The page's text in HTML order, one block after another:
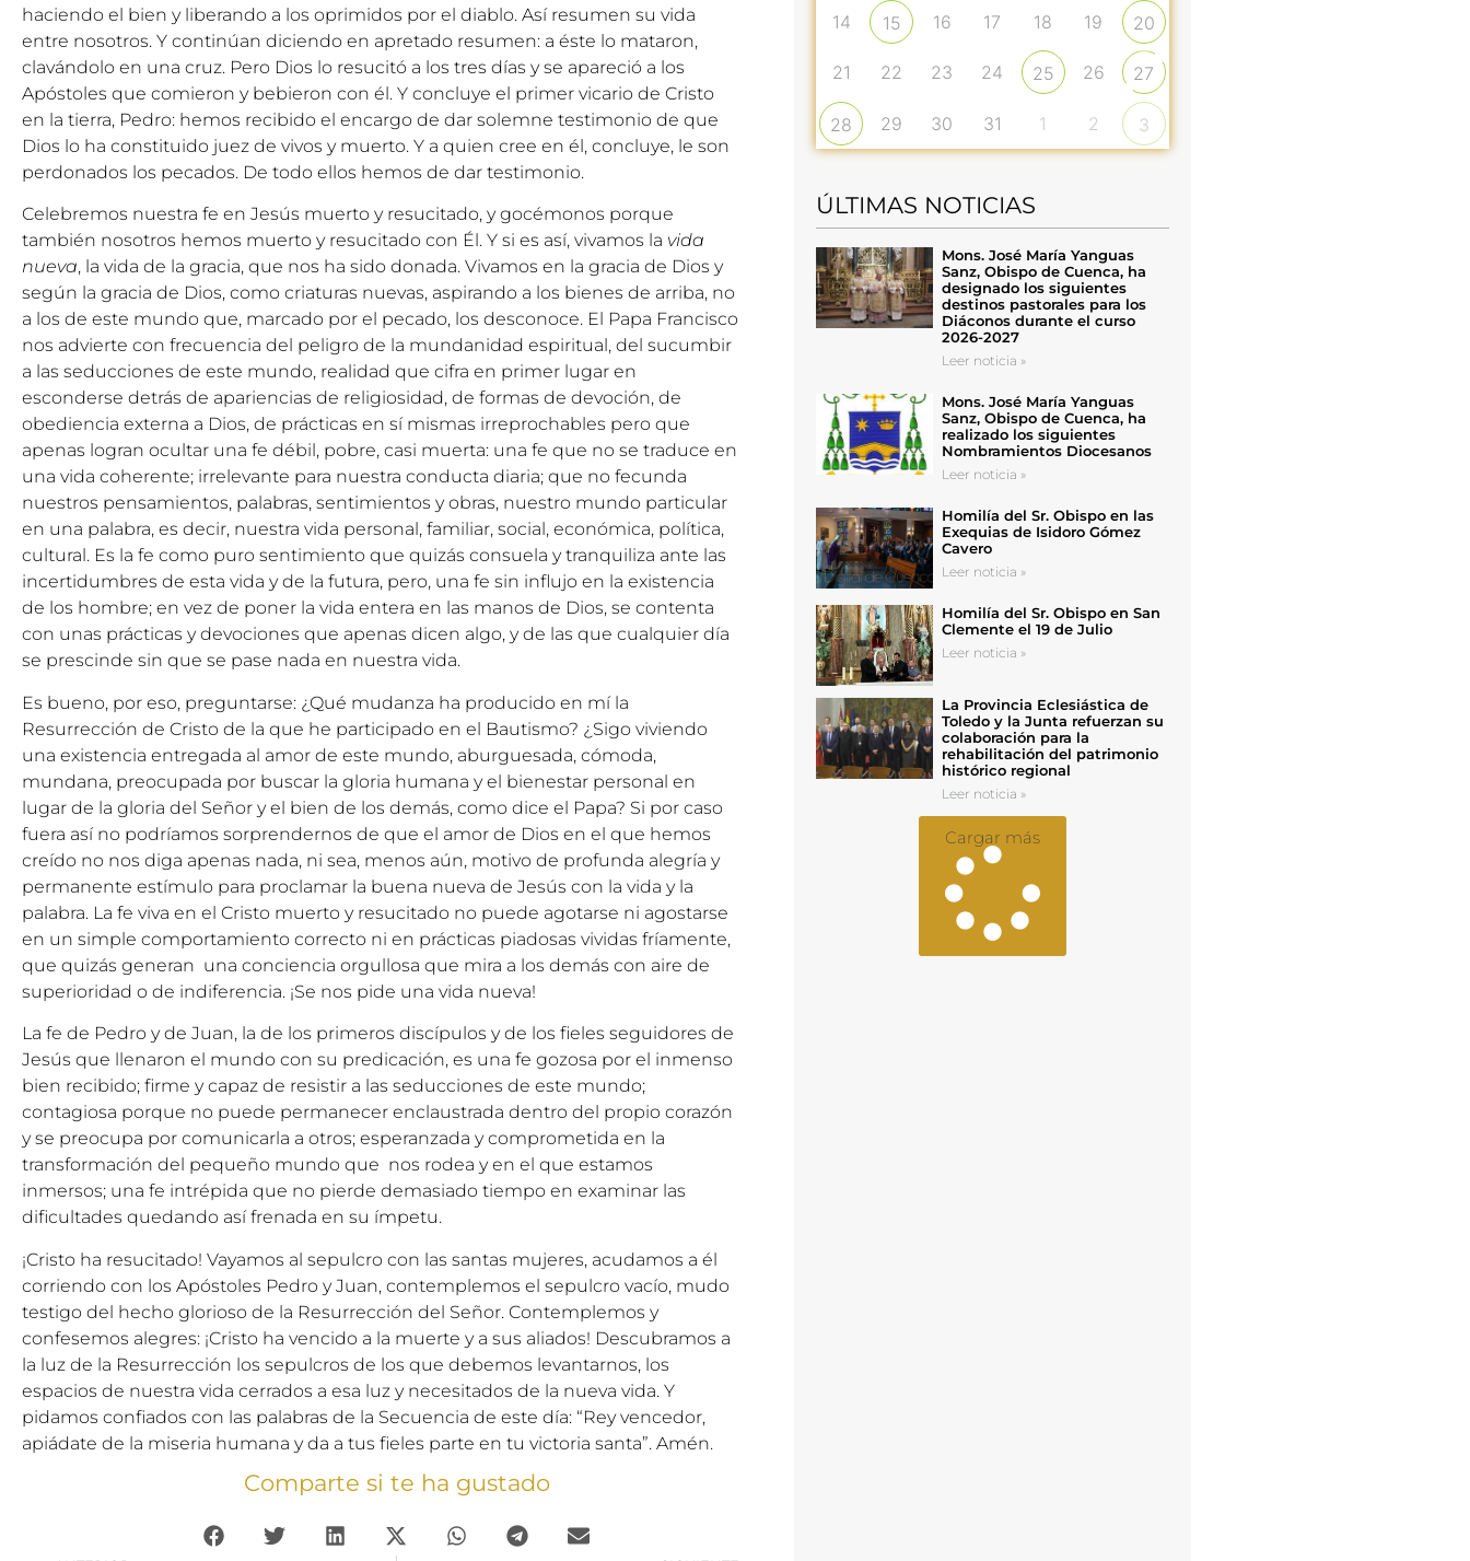
haciendo el bien y liberando a los oprimidos por el diablo. Así resumen su vida
entre nosotros. Y continúan diciendo en apretado resumen: a éste lo mataron,
clavándolo en una cruz. Pero Dios lo resucitó a los tres días y se apareció a los
Apóstoles que comieron y bebieron con él. Y concluye el primer vicario de Cristo
en la tierra, Pedro: hemos recibido el encargo de dar solemne testimonio de que
Dios lo ha constituido juez de vivos y muerto. Y a quien cree en él, concluye, le son
perdonados los pecados. De todo ellos hemos de dar testimonio.
Celebremos nuestra fe en Jesús muerto y resucitado, y gocémonos porque
también nosotros hemos muerto y resucitado con Él. Y si es así, vivamos la vida
nueva, la vida de la gracia, que nos ha sido donada. Vivamos en la gracia de Dios y
según la gracia de Dios, como criaturas nuevas, aspirando a los bienes de arriba, no
a los de este mundo que, marcado por el pecado, los desconoce. El Papa Francisco
nos advierte con frecuencia del peligro de la mundanidad espiritual, del sucumbir
a las seducciones de este mundo, realidad que cifra en primer lugar en
esconderse detrás de apariencias de religiosidad, de formas de devoción, de
obediencia externa a Dios, de prácticas en sí mismas irreprochables pero que
apenas logran ocultar una fe débil, pobre, casi muerta: una fe que no se traduce en
una vida coherente; irrelevante para nuestra conducta diaria; que no fecunda
nuestros pensamientos, palabras, sentimientos y obras, nuestro mundo particular
en una palabra, es decir, nuestra vida personal, familiar, social, económica, política,
cultural. Es la fe como puro sentimiento que quizás consuela y tranquiliza ante las
incertidumbres de esta vida y de la futura, pero, una fe sin influjo en la existencia
de los hombre; en vez de poner la vida entera en las manos de Dios, se contenta
con unas prácticas y devociones que apenas dicen algo, y de las que cualquier día
se prescinde sin que se pase nada en nuestra vida.
Es bueno, por eso, preguntarse: ¿Qué mudanza ha producido en mí la
Resurrección de Cristo de la que he participado en el Bautismo? ¿Sigo viviendo
una existencia entregada al amor de este mundo, aburguesada, cómoda,
mundana, preocupada por buscar la gloria humana y el bienestar personal en
lugar de la gloria del Señor y el bien de los demás, como dice el Papa? Si por caso
fuera así no podríamos sorprendernos de que el amor de Dios en el que hemos
creído no nos diga apenas nada, ni sea, menos aún, motivo de profunda alegría y
permanente estímulo para proclamar la buena nueva de Jesús con la vida y la
palabra. La fe viva en el Cristo muerto y resucitado no puede agotarse ni agostarse
en un simple comportamiento correcto ni en prácticas piadosas vividas fríamente,
que quizás generan una conciencia orgullosa que mira a los demás con aire de
superioridad o de indiferencia. ¡Se nos pide una vida nueva!
La fe de Pedro y de Juan, la de los primeros discípulos y de los fieles seguidores de
Jesús que llenaron el mundo con su predicación, es una fe gozosa por el inmenso
bien recibido; firme y capaz de resistir a las seducciones de este mundo;
contagiosa porque no puede permanecer enclaustrada dentro del propio corazón
y se preocupa por comunicarla a otros; esperanzada y comprometida en la
transformación del pequeño mundo que nos rodea y en el que estamos
inmersos; una fe intrépida que no pierde demasiado tiempo en examinar las
dificultades quedando así frenada en su ímpetu.
¡Cristo ha resucitado! Vayamos al sepulcro con las santas mujeres, acudamos a él
corriendo con los Apóstoles Pedro y Juan, contemplemos el sepulcro vacío, mudo
testigo del hecho glorioso de la Resurrección del Señor. Contemplemos y
confesemos alegres: ¡Cristo ha vencido a la muerte y a sus aliados! Descubramos a
la luz de la Resurrección los sepulcros de los que debemos levantarnos, los
espacios de nuestra vida cerrados a esa luz y necesitados de la nueva vida. Y
pidamos confiados con las palabras de la Secuencia de este día: “Rey vencedor,
apiádate de la miseria humana y da a tus fieles parte en tu victoria santa”. Amén.
Comparte si te ha gustado
14 15 16 17 18 19 20
21 22 23 24 25 26 27
28 29 30 31 1 2 3
ÚLTIMAS NOTICIAS
Mons. José María Yanguas
Sanz, Obispo de Cuenca, ha
designado los siguientes
destinos pastorales para los
Diáconos durante el curso
2026-2027
Leer noticia »
Mons. José María Yanguas
Sanz, Obispo de Cuenca, ha
realizado los siguientes
Nombramientos Diocesanos
Leer noticia »
Homilía del Sr. Obispo en las
Exequias de Isidoro Gómez
Cavero
Leer noticia »
Homilía del Sr. Obispo en San
Clemente el 19 de Julio
Leer noticia »
La Provincia Eclesiástica de
Toledo y la Junta refuerzan su
colaboración para la
rehabilitación del patrimonio
histórico regional
Leer noticia »
Cargar más